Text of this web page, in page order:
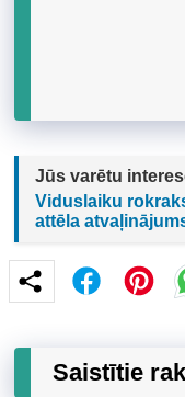
Jūs varētu
Viduslaiku
attēla
Saistītie